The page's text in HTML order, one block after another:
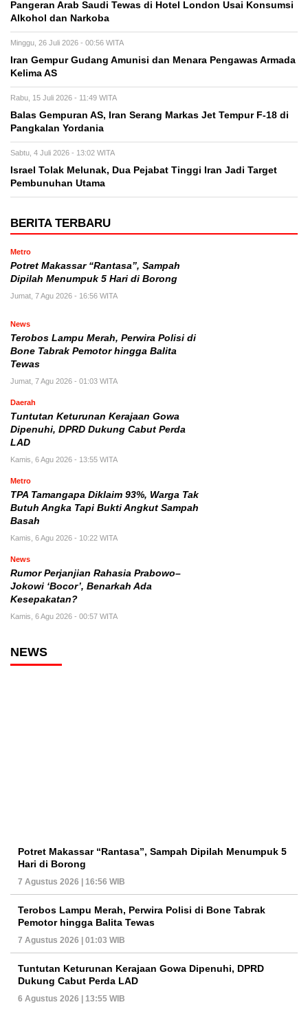
Pangeran Arab Saudi Tewas di Hotel London Usai Konsumsi
Alkohol dan Narkoba
Minggu, 26 Juli 2026 - 00:56 WITA
Iran Gempur Gudang Amunisi dan Menara Pengawas Armada
Kelima AS
Rabu, 15 Juli 2026 - 11:49 WITA
Balas Gempuran AS, Iran Serang Markas Jet Tempur F-18 di
Pangkalan Yordania
Sabtu, 4 Juli 2026 - 13:02 WITA
Israel Tolak Melunak, Dua Pejabat Tinggi Iran Jadi Target
Pembunuhan Utama
BERITA TERBARU
Metro
Potret Makassar “Rantasa”, Sampah
Dipilah Menumpuk 5 Hari di Borong
Jumat, 7 Agu 2026 - 16:56 WITA
News
Terobos Lampu Merah, Perwira Polisi di
Bone Tabrak Pemotor hingga Balita
Tewas
Jumat, 7 Agu 2026 - 01:03 WITA
Daerah
Tuntutan Keturunan Kerajaan Gowa
Dipenuhi, DPRD Dukung Cabut Perda
LAD
Kamis, 6 Agu 2026 - 13:55 WITA
Metro
TPA Tamangapa Diklaim 93%, Warga Tak
Butuh Angka Tapi Bukti Angkut Sampah
Basah
Kamis, 6 Agu 2026 - 10:22 WITA
News
Rumor Perjanjian Rahasia Prabowo–
Jokowi ‘Bocor’, Benarkah Ada
Kesepakatan?
Kamis, 6 Agu 2026 - 00:57 WITA
NEWS
Potret Makassar “Rantasa”, Sampah Dipilah Menumpuk 5
Hari di Borong
7 Agustus 2026 | 16:56 WIB
Terobos Lampu Merah, Perwira Polisi di Bone Tabrak
Pemotor hingga Balita Tewas
7 Agustus 2026 | 01:03 WIB
Tuntutan Keturunan Kerajaan Gowa Dipenuhi, DPRD
Dukung Cabut Perda LAD
6 Agustus 2026 | 13:55 WIB